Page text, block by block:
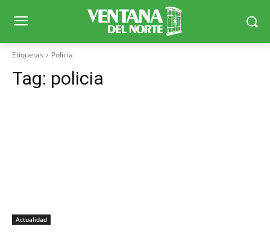
Etiquetas Policia
Tag: policia
Actualidad